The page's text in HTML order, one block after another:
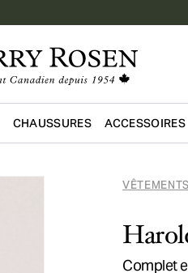
Passer au contenu
CHAUSSURES ACCESSOIRES
VÊTEMENTS
Complet